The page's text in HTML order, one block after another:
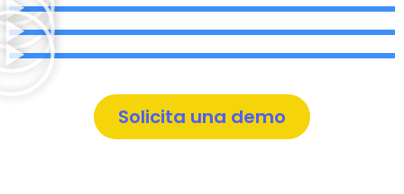
Solicita una demo